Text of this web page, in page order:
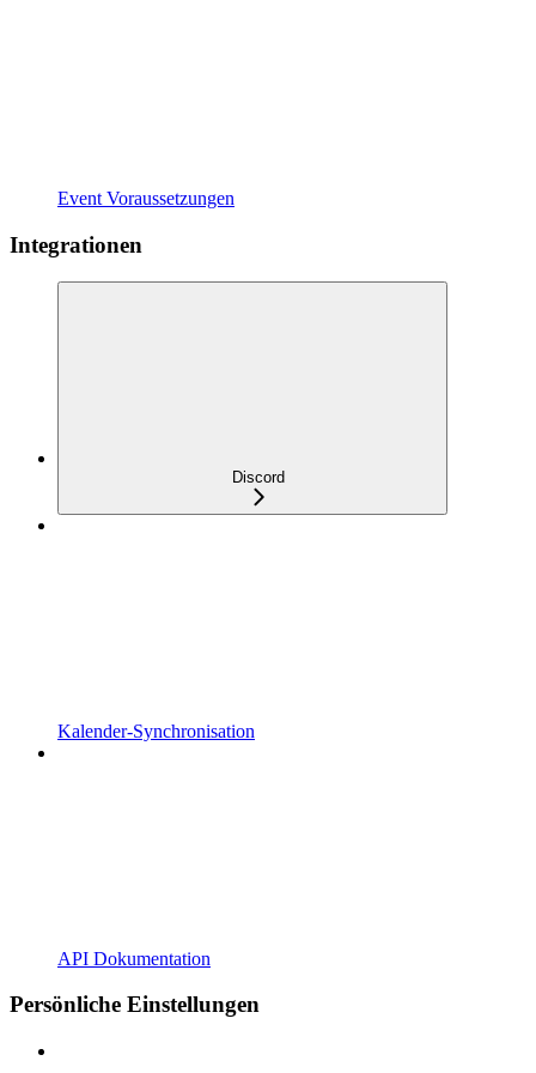
Event Voraussetzungen
Integrationen
Discord
Kalender-Synchronisation
API Dokumentation
Persönliche Einstellungen